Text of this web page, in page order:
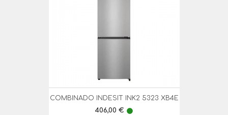
COMBINADO INDESIT INK2 5323 XB4E
Preço
406,00 € lens